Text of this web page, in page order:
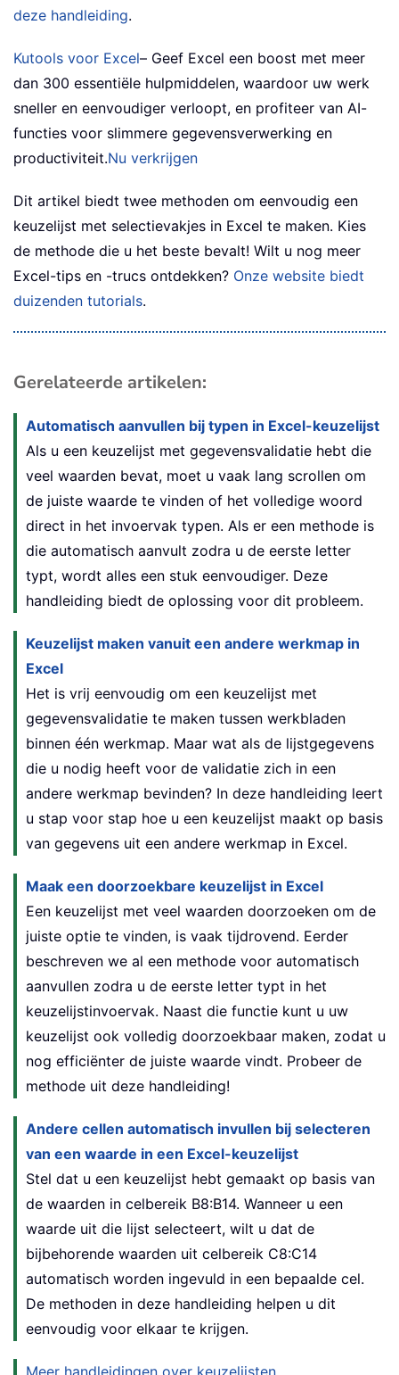
deze handleiding.
Kutools voor Excel– Geef Excel een boost met meer
dan 300 essentiële hulpmiddelen, waardoor uw werk
sneller en eenvoudiger verloopt, en profiteer van AI-
functies voor slimmere gegevensverwerking en
productiviteit.Nu verkrijgen
Dit artikel biedt twee methoden om eenvoudig een
keuzelijst met selectievakjes in Excel te maken. Kies
de methode die u het beste bevalt! Wilt u nog meer
Excel-tips en -trucs ontdekken? Onze website biedt
duizenden tutorials.
Gerelateerde artikelen:
Automatisch aanvullen bij typen in Excel-keuzelijst
Als u een keuzelijst met gegevensvalidatie hebt die
veel waarden bevat, moet u vaak lang scrollen om
de juiste waarde te vinden of het volledige woord
direct in het invoervak typen. Als er een methode is
die automatisch aanvult zodra u de eerste letter
typt, wordt alles een stuk eenvoudiger. Deze
handleiding biedt de oplossing voor dit probleem.
Keuzelijst maken vanuit een andere werkmap in
Excel
Het is vrij eenvoudig om een keuzelijst met
gegevensvalidatie te maken tussen werkbladen
binnen één werkmap. Maar wat als de lijstgegevens
die u nodig heeft voor de validatie zich in een
andere werkmap bevinden? In deze handleiding leert
u stap voor stap hoe u een keuzelijst maakt op basis
van gegevens uit een andere werkmap in Excel.
Maak een doorzoekbare keuzelijst in Excel
Een keuzelijst met veel waarden doorzoeken om de
juiste optie te vinden, is vaak tijdrovend. Eerder
beschreven we al een methode voor automatisch
aanvullen zodra u de eerste letter typt in het
keuzelijstinvoervak. Naast die functie kunt u uw
keuzelijst ook volledig doorzoekbaar maken, zodat u
nog efficiënter de juiste waarde vindt. Probeer de
methode uit deze handleiding!
Andere cellen automatisch invullen bij selecteren
van een waarde in een Excel-keuzelijst
Stel dat u een keuzelijst hebt gemaakt op basis van
de waarden in celbereik B8:B14. Wanneer u een
waarde uit die lijst selecteert, wilt u dat de
bijbehorende waarden uit celbereik C8:C14
automatisch worden ingevuld in een bepaalde cel.
De methoden in deze handleiding helpen u dit
eenvoudig voor elkaar te krijgen.
Meer handleidingen over keuzelijsten...